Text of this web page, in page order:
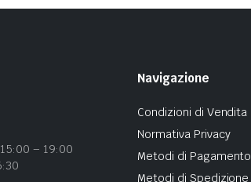
– 19:00
Navigazione
Condizioni di Vendita
Normativa Privacy
Metodi di Pagamento
Metodi di Spedizione